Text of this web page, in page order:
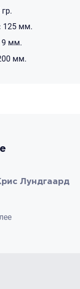
125 мм.
9 мм.
мм.
Лундгаард